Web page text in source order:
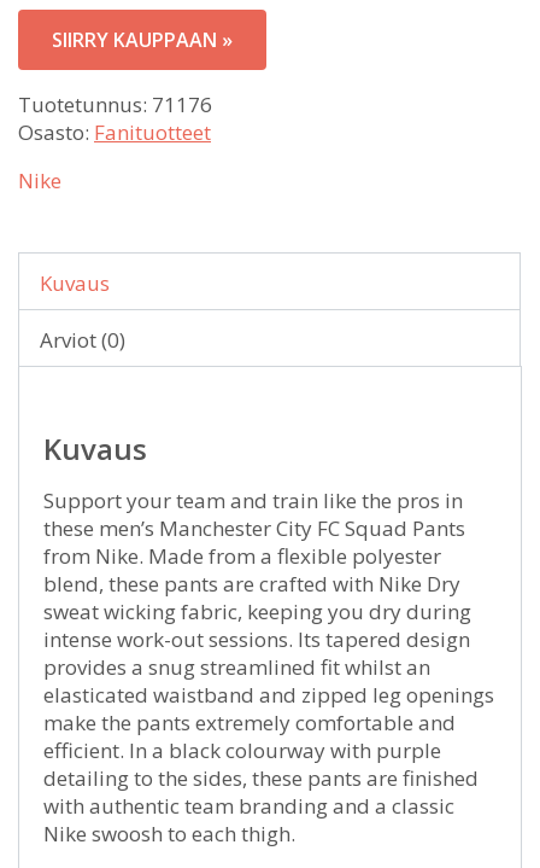
SIIRRY KAUPPAAN »
Tuotetunnus: 71176
Osasto: Fanituotteet
Nike
Kuvaus
Arviot (0)
Kuvaus
Support your team and train like the pros in
these men’s Manchester City FC Squad Pants
from Nike. Made from a flexible polyester
blend, these pants are crafted with Nike Dry
sweat wicking fabric, keeping you dry during
intense work-out sessions. Its tapered design
provides a snug streamlined fit whilst an
elasticated waistband and zipped leg openings
make the pants extremely comfortable and
efficient. In a black colourway with purple
detailing to the sides, these pants are finished
with authentic team branding and a classic
Nike swoosh to each thigh.